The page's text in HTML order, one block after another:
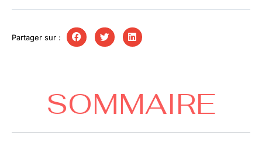
Partager sur :
SOMMAIRE